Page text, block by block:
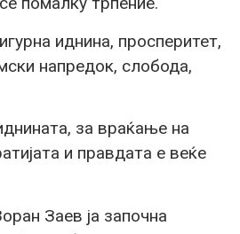
иднина, просперитет,
напредок, слобода,
за враќање на
и правдата е веќе
Заев ја започна